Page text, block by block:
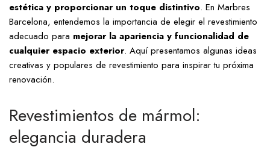
estética y proporcionar un toque distintivo. En Marbres
Barcelona, entendemos la importancia de elegir el revestimiento
adecuado para mejorar la apariencia y funcionalidad de
cualquier espacio exterior. Aquí presentamos algunas ideas
creativas y populares de revestimiento para inspirar tu próxima
renovación.
Revestimientos de mármol:
elegancia duradera